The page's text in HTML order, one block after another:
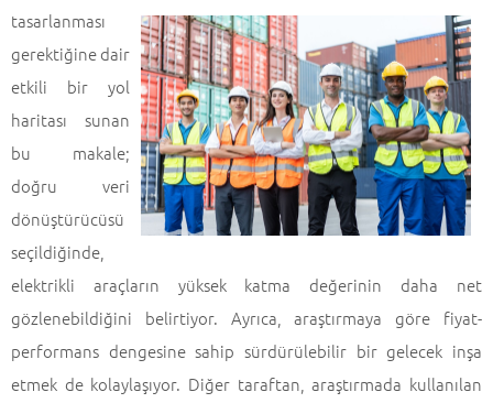
tasarlanması
gerektiğine dair
etkili bir yol
haritası sunan
bu makale;
doğru veri
dönüştürücüsü
seçildiğinde,
elektrikli araçların yüksek katma değerinin daha net
gözlenebildiğini belirtiyor. Ayrıca, araştırmaya göre fiyat-
performans dengesine sahip sürdürülebilir bir gelecek inşa
etmek de kolaylaşıyor. Diğer taraftan, araştırmada kullanılan